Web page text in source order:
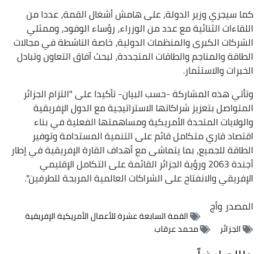
كما سيجري وزير الدولة، على هامش أشغال القمة، عددا من
اللقاءات الثنائية مع عدد من الوزراء، رؤساء الوفود، وممثلي
الشركات الكبرى والمنظمات الدولية، خاصة الناشطة في مجالات
الطاقة والمناجم والطاقات المتجددة، لبحث آفاق التعاون وتبادل
الخبرات والاستثمار.
وتأتي هذه المشاركة -حسب البيان- تأكيدا على "التزام الجزائر
المتواصل بتعزيز شراكاتها الاستراتيجية مع الدول الإفريقية
والولايات المتحدة الأمريكية ومساهمتها الفعلية في بناء
اقتصاد قاري متكامل قائم على التنمية المستدامة وتوفير
الطاقة للجميع، بما يتماشى مع أهداف القارة الإفريقية في إطار
أجندة 2063 ورؤية الجزائر القائمة على التكامل الإقليمي
الإفريقي والانفتاح على الشراكات العالمية المربحة للطرفين".
المصدروأج
القمة السابعة عشرة للأعمال الأمريكية الإفريقية
الجزائر
محمد عرقاب